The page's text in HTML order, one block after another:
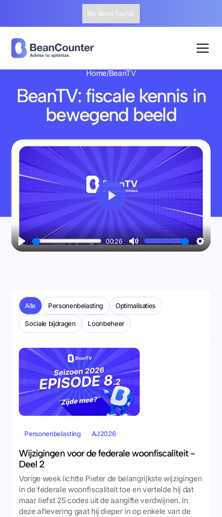
No items found.
Home/BeanTV
BeanTV: fiscale kennis in
bewegend beeld
Play
00:26
Mute
Alle Personenbelasting Optimalisaties
Sociale bijdragen Loonbeheer
Personenbelasting AJ2026
Wijzigingen voor de federale woonfiscaliteit -
Deel 2
Vorige week lichtte Pieter de belangrijkste wijzigingen
in de federale woonfiscaliteit toe en vertelde hij dat
maar liefst 25 codes uit de aangifte verdwijnen. In
deze aflevering gaat hij dieper in op enkele van de